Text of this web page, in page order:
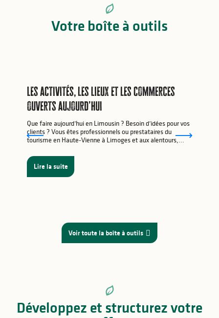
Votre boîte à outils
Les activités, les lieux et les commerces
ouverts aujourd’hui
Que faire aujourd’hui en Limousin ? Besoin d’idées pour vos
clients ? Vous êtes professionnels ou prestataires du
tourisme en Haute-Vienne à Limoges et aux alentours,...
Lire la suite
Voir toute la boîte à outils
Développez et structurez votre